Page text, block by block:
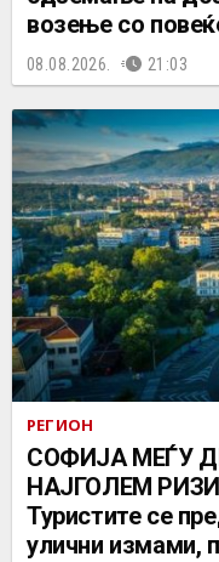
возење со
08.08.2026. 21:03
РЕГИОН
СОФИЈА МЕЃУ
НАЈГОЛЕМ
Туристите се
улични измами,